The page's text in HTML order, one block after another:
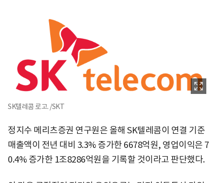
SK텔레콤 로고. /SKT
정지수 메리츠증권 연구원은 올해 SK텔레콤이 연결 기준
매출액이 전년 대비 3.3% 증가한 6678억원, 영업이익은 7
0.4% 증가한 1조8286억원을 기록할 것이라고 판단했다.